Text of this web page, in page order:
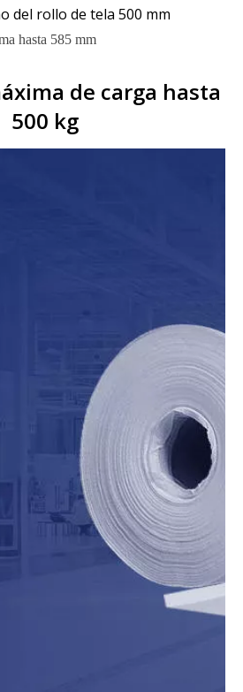
del rollo de tela 500 mm
hasta 585 mm
de carga hasta
500 kg